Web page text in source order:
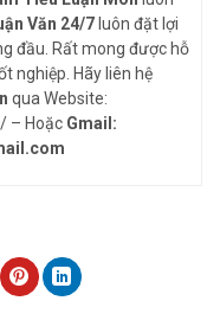
Văn 24/7luôn đặt lợi
đầu. Rất mong được hỗ
nghiệp. Hãy liên hệ
qua Website:
– Hoặc Gmail: